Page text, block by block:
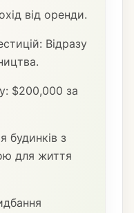
від оренди.
Відразу
$200,000 за
будинків з
для життя